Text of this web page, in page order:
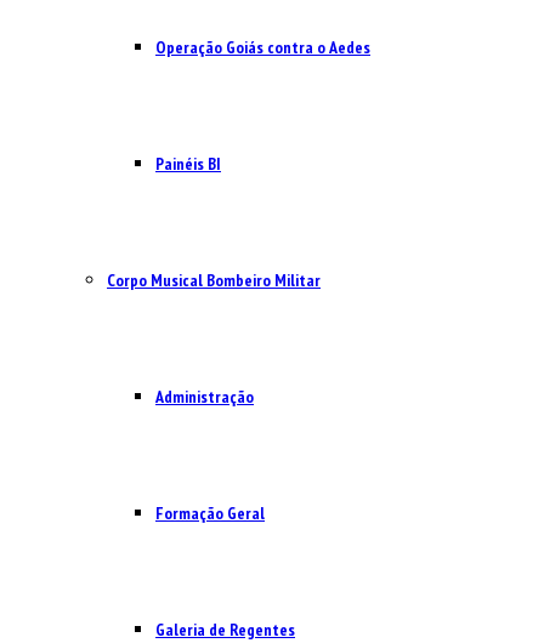
Operação Goiás contra o Aedes
Painéis BI
Corpo Musical Bombeiro Militar
Administração
Formação Geral
Galeria de Regentes